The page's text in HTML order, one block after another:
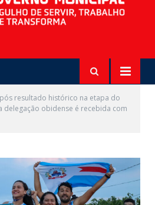
resultado histórico na etapa do
delegação obidense é recebida com